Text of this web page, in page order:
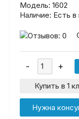
Модель: 1602
Наличие: Есть в
Купить в 1
Нужна